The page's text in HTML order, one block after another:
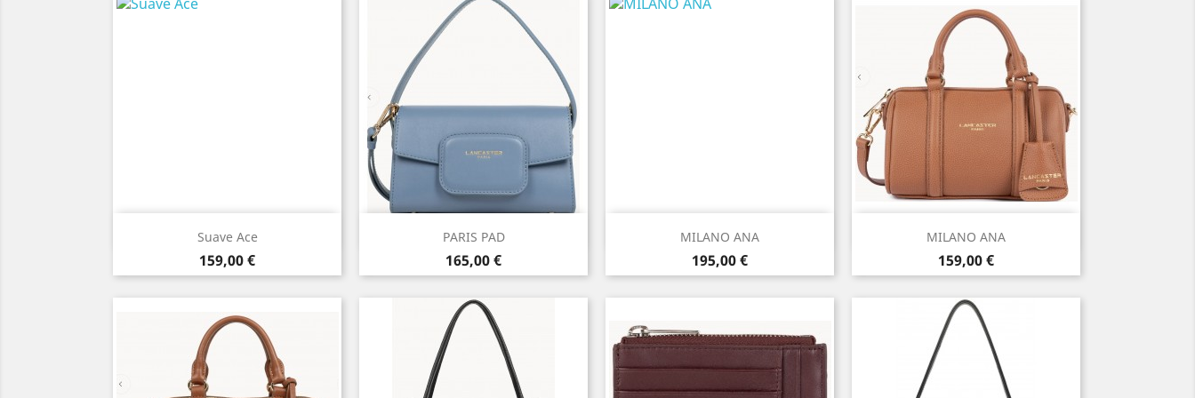
Suave Ace
Prix
159,00 €
Aperçu rapide PARIS PAD
Prix
165,00 €
Aperçu rapide MILANO ANA
Prix
195,00 €
Aperçu rapide MILANO ANA
Prix
159,00 €
Aperçu rapide